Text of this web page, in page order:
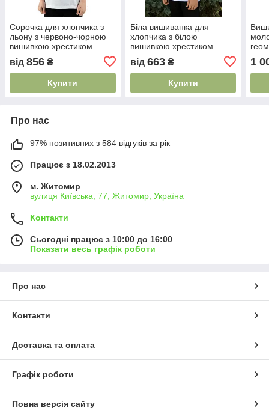
Сорочка для хлопчика з
льону з червоно-чорною
вишивкою хрестиком
від 856 ₴
Купити
Біла вишиванка для
хлопчика з білою
вишивкою хрестиком
стриманий стиль
від 663₴
Купити
1
Про нас
97% позитивних з 584 відгуків за рік
Працює з 18.02.2013
м. Житомир
вулиця Київська, 77, Житомир, Україна
Контакти
Сьогодні працює з 10:00 до 16:00
Показати весь графік роботи
Про нас
Контакти
Доставка та оплата
Графік роботи
Повна версія сайту